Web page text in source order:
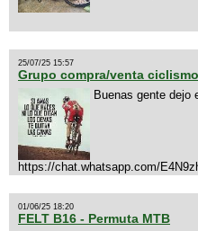
25/07/25 15:57
Grupo compra/venta
Buenas gente dejo
https://chat.whatsapp.com/
01/06/25 18:20
FELT B16 - Permuta MTB